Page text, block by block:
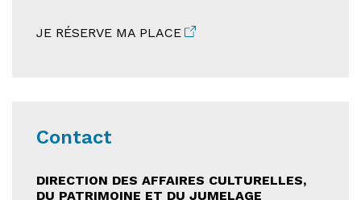
JE RÉSERVE MA PLACE
Contact
DIRECTION DES AFFAIRES CULTURELLES,
DU PATRIMOINE ET DU JUMELAGE